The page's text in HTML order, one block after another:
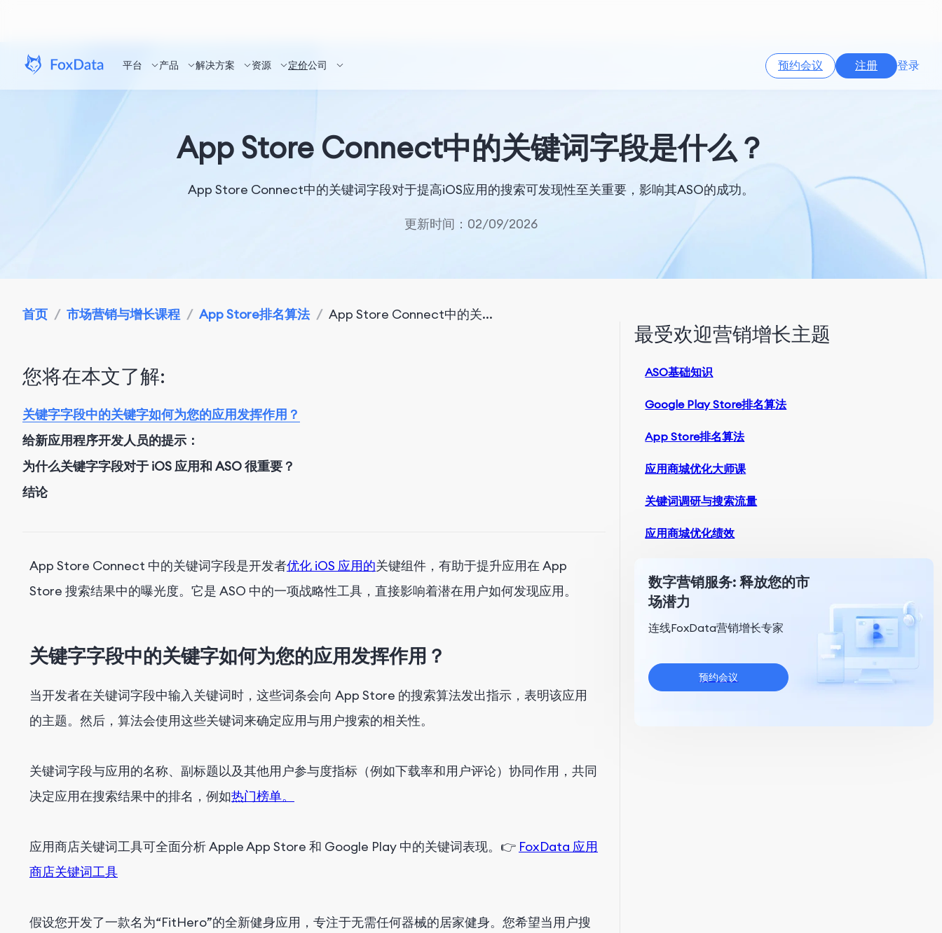
平台 产品 解决方案 资源 定价公司 预约会议 注册 登录
App Store Connect中的关键词字段是什么？
App Store Connect中的关键词字段对于提高iOS应用的搜索可发现性至关重要，影响其ASO的成功。
更新时间：02/09/2026
首页 / 市场营销与增长课程 / App Store排名算法 / App Store Connect中的关...
您将在本文了解:
关键字字段中的关键字如何为您的应用发挥作用？
给新应用程序开发人员的提示：
为什么关键字字段对于 iOS 应用和 ASO 很重要？
结论
App Store Connect 中的关键词字段是开发者优化 iOS 应用的关键组件，有助于提升应用在 App
Store 搜索结果中的曝光度。它是 ASO 中的一项战略性工具，直接影响着潜在用户如何发现应用。
关键字字段中的关键字如何为您的应用发挥作用？
当开发者在关键词字段中输入关键词时，这些词条会向 App Store 的搜索算法发出指示，表明该应用
的主题。然后，算法会使用这些关键词来确定应用与用户搜索的相关性。
关键词字段与应用的名称、副标题以及其他用户参与度指标（例如下载率和用户评论）协同作用，共同
决定应用在搜索结果中的排名，例如热门榜单。
应用商店关键词工具可全面分析 Apple App Store 和 Google Play 中的关键词表现。👉 FoxData 应用
商店关键词工具
假设您开发了一款名为“FitHero”的全新健身应用，专注于无需任何器械的居家健身。您希望当用户搜
最受欢迎营销增长主题
ASO基础知识
Google Play Store排名算法
App Store排名算法
应用商城优化大师课
关键词调研与搜索流量
应用商城优化绩效
数字营销服务: 释放您的市
场潜力
连线FoxData营销增长专家
预约会议